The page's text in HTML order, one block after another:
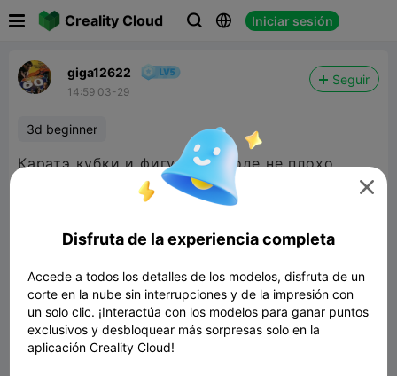
Creality Cloud   Iniciar sesión
giga12622
14:59 03-29
Seguir
3d beginner
Каратэ кубки и фигурки) вроде не плохо

Disfruta de la experiencia completa
Accede a todos los detalles de los modelos, disfruta de un
corte en la nube sin interrupciones y de la impresión con
un solo clic. ¡Interactúa con los modelos para ganar puntos
exclusivos y desbloquear más sorpresas solo en la
aplicación Creality Cloud!